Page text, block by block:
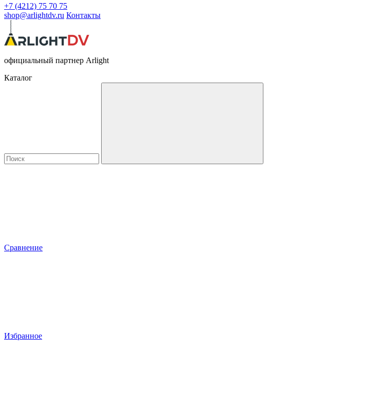
+7 (4212) 75 70 75
shop@arlightdv.ru Контакты
официальный партнер Arlight
Каталог
Сравнение
Избранное